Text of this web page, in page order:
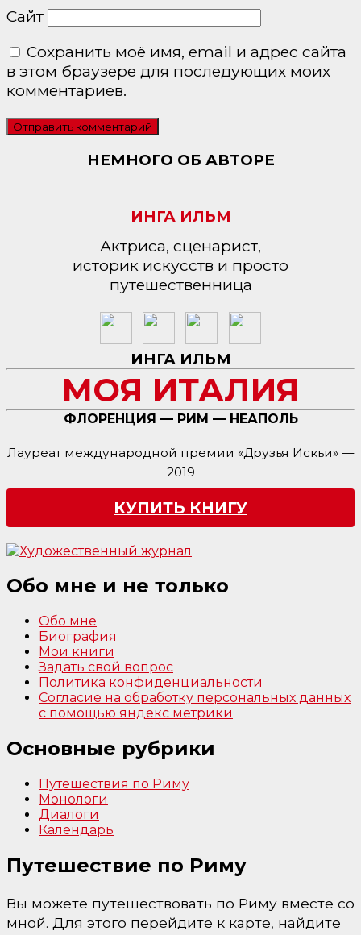
Сайт
Сохранить моё имя, email и адрес сайта
в этом браузере для последующих моих
комментариев.
НЕМНОГО ОБ АВТОРЕ
ИНГА ИЛЬМ
Актриса, сценарист,
историк искусств и просто
путешественница
ИНГА ИЛЬМ
МОЯ ИТАЛИЯ
ФЛОРЕНЦИЯ — РИМ — НЕАПОЛЬ
Лауреат международной премии «Друзья Искьи» —
2019
КУПИТЬ КНИГУ
Обо мне и не только
Обо мне
Биография
Мои книги
Задать свой вопрос
Политика конфиденциальности
Согласие на обработку персональных данных
с помощью яндекс метрики
Основные рубрики
Путешествия по Риму
Монологи
Диалоги
Календарь
Путешествие по Риму
Вы можете путешествовать по Риму вместе со
мной. Для этого перейдите к карте, найдите